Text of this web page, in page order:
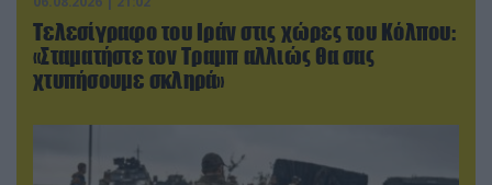
Τελεσίγραφο του Ιράν στις χώρες του Κόλπου:
«Σταματήστε τον Τραμπ αλλιώς θα σας
χτυπήσουμε σκληρά»